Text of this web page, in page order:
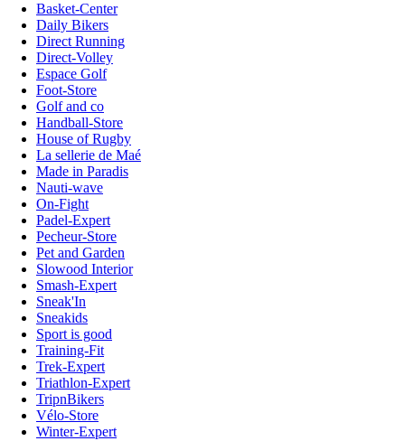
Basket-Center
Daily Bikers
Direct Running
Direct-Volley
Espace Golf
Foot-Store
Golf and co
Handball-Store
House of Rugby
La sellerie de Maé
Made in Paradis
Nauti-wave
On-Fight
Padel-Expert
Pecheur-Store
Pet and Garden
Slowood Interior
Smash-Expert
Sneak'In
Sneakids
Sport is good
Training-Fit
Trek-Expert
Triathlon-Expert
TripnBikers
Vélo-Store
Winter-Expert